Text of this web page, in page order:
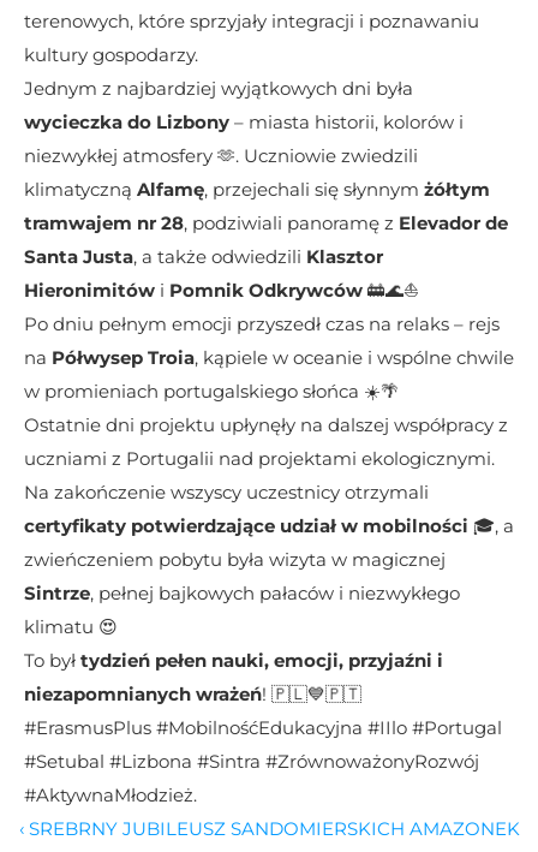
terenowych, które sprzyjały integracji i poznawaniu
kultury gospodarzy.
wycieczka do Lizbony – miasta historii, kolorów i
niezwykłej atmosfery 🫶. Uczniowie zwiedzili
klimatyczną Alfamę, przejechali się słynnym żółtym
tramwajem nr 28, podziwiali panoramę z Elevador de
Santa Justa, a także odwiedzili Klasztor
Hieronimitów i Pomnik Odkrywców 🚋🌊⛵
Po dniu pełnym emocji przyszedł czas na relaks – rejs
na Półwysep Troia, kąpiele w oceanie i wspólne chwile
w promieniach portugalskiego słońca ☀️🌴
Ostatnie dni projektu upłynęły na dalszej współpracy z
uczniami z Portugalii nad projektami ekologicznymi.
certyfikaty potwierdzające udział w mobilności 🎓, a
Sintrze, pełnej bajkowych pałaców i niezwykłego
klimatu 😍
To był tydzień pełen nauki, emocji, przyjaźni i
niezapomnianych wrażeń! 🇵🇱💙🇵🇹
#ErasmusPlus #MobilnośćEdukacyjna #IIlo #Portugal
#Setubal #Lizbona #Sintra #ZrównoważonyRozwój
#AktywnaMłodzież.
‹ SREBRNY JUBILEUSZ SANDOMIERSKICH AMAZONEK